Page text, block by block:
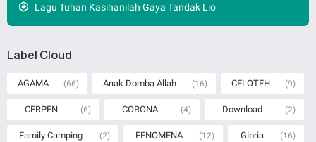
Lagu Tuhan Kasihanilah Gaya Tandak Lio
Label Cloud
AGAMA (66) Anak Domba Allah (16) CELOTEH (9)
CERPEN (6) CORONA (4) Download (2)
Family Camping (2) FENOMENA (12) Gloria (16)